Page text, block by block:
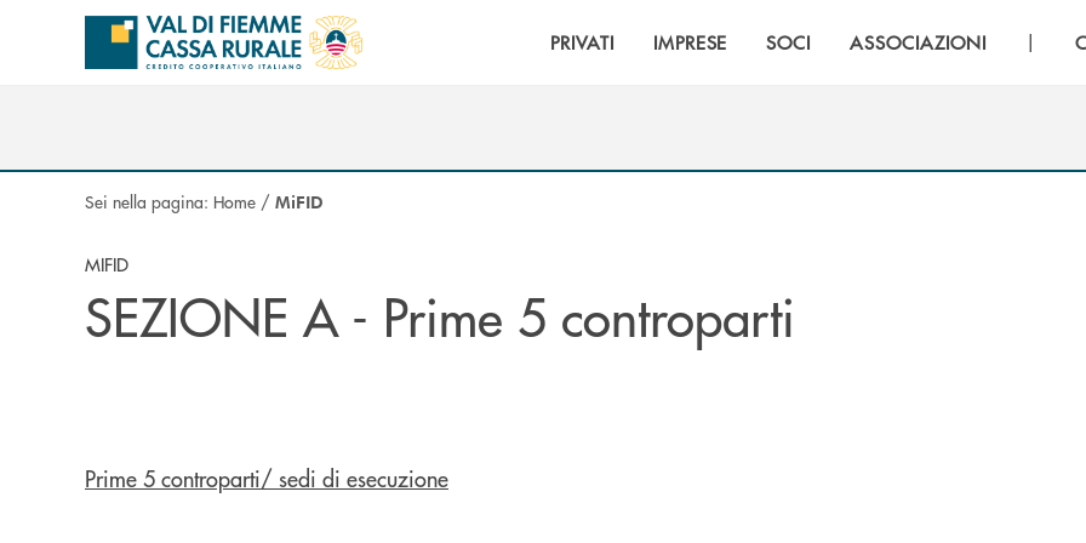
Salta al contenuto principale
PRIVATI IMPRESE SOCI ASSOCIAZIONI |
Sei nella pagina: Home / MiFID
MIFID
SEZIONE A - Prime 5 controparti
Prime 5 controparti/ sedi di esecuzione